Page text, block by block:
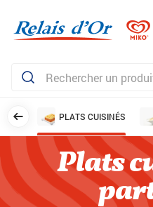
PLATS CUISINÉS
Plats